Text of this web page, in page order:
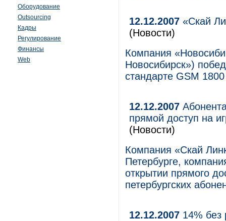
Оборудование
Outsourcing
Кадры
Регулирование
Финансы
Web
12.12.2007 «Скай
(Новости)
Компания
Новосибирск»)
стандарте GSM
12.12.2007
прямой доступ на
(Новости)
Компания «Скай
Петербурге,
открытии прямого
петербургских
12.12.2007 14% без